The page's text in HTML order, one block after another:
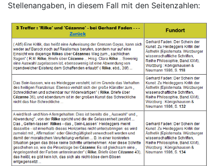
Stellenangaben, in diesem Fall mit den Seitenzahlen: